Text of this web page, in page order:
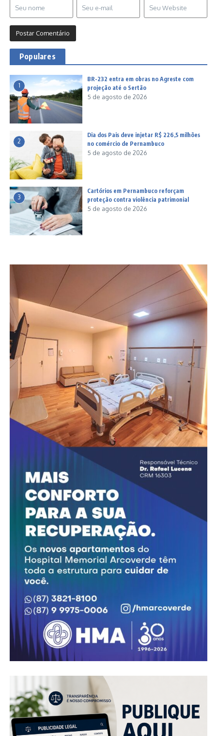
Populares
1
BR-232 entra em obras no Agreste com
projeção até o Sertão
5 de agosto de 2026
2
Dia dos Pais deve injetar R$ 226,5 milhões
no comércio de Pernambuco
5 de agosto de 2026
3
Cartórios em Pernambuco reforçam
proteção contra violência patrimonial
5 de agosto de 2026